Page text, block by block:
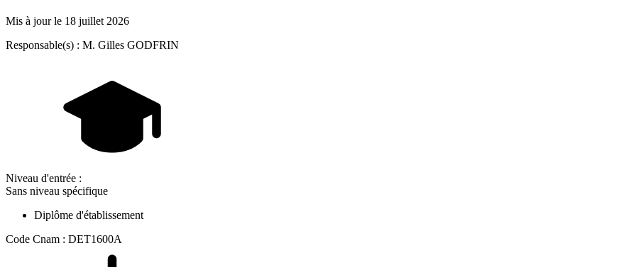
Mis à jour le 18 juillet 2026
Responsable(s) : M. Gilles GODFRIN
Niveau d'entrée :
Sans niveau spécifique
Diplôme d'établissement
Code Cnam : DET1600A